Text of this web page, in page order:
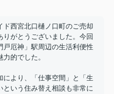
ド西宮北口樋ノ口町のご売却
りがとうございました。今回
戸厄神」駅周辺の生活利便性
的でした。
により、「仕事空間」と「生
という住み替え相談も非常に